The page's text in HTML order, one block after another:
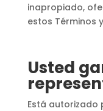
inapropiado,
estos Términos
Usted
Está autorizado